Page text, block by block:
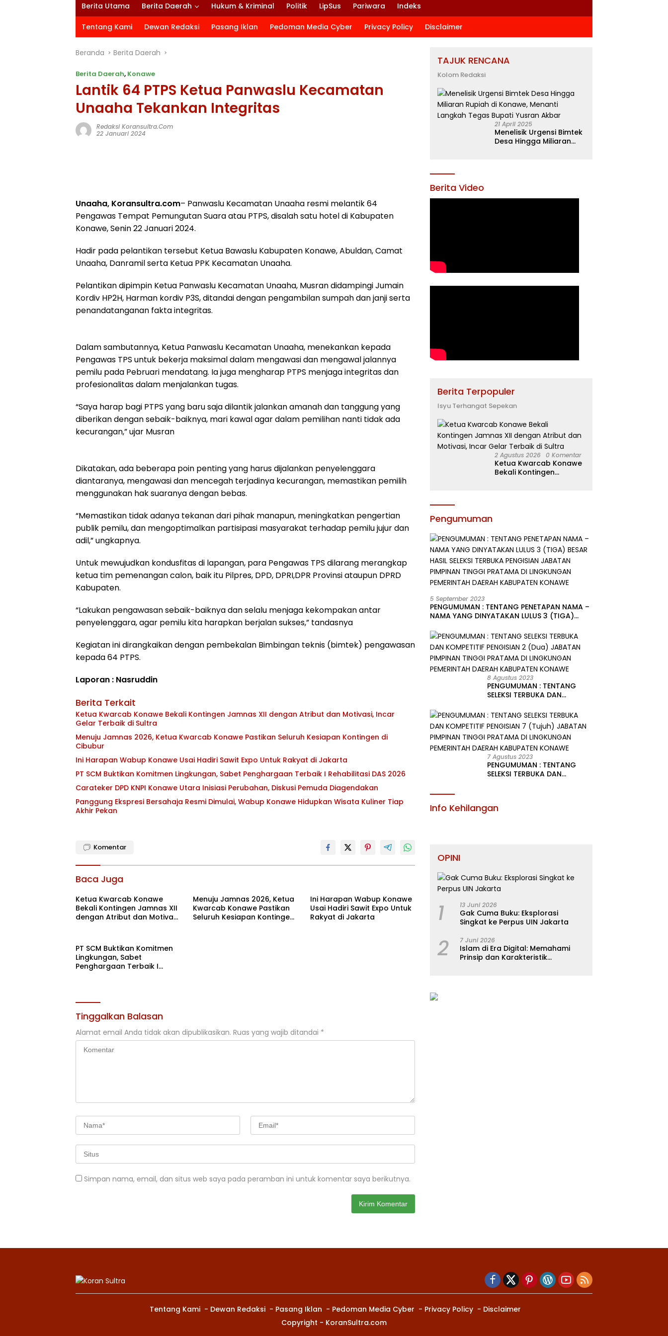
Berita Utama Berita Daerah Hukum & Kriminal Politik LipSus Pariwara Indeks
Tentang Kami Dewan Redaksi Pasang Iklan Pedoman Media Cyber Privacy Policy Disclaimer
Beranda Berita Daerah
Berita Daerah, Konawe
Lantik 64 PTPS Ketua Panwaslu Kecamatan
Unaaha Tekankan Integritas
Redaksi Koransultra.com
22 Januari 2024
Unaaha, Koransultra.com– Panwaslu Kecamatan Unaaha resmi melantik 64
Pengawas Tempat Pemungutan Suara atau PTPS, disalah satu hotel di Kabupaten
Konawe, Senin 22 Januari 2024.
Hadir pada pelantikan tersebut Ketua Bawaslu Kabupaten Konawe, Abuldan, Camat
Unaaha, Danramil serta Ketua PPK Kecamatan Unaaha.
Pelantikan dipimpin Ketua Panwaslu Kecamatan Unaaha, Musran didampingi Jumain
Kordiv HP2H, Harman kordiv P3S, ditandai dengan pengambilan sumpah dan janji serta
penandatanganan fakta integritas.
Dalam sambutannya, Ketua Panwaslu Kecamatan Unaaha, menekankan kepada
Pengawas TPS untuk bekerja maksimal dalam mengawasi dan mengawal jalannya
pemilu pada Pebruari mendatang. Ia juga mengharap PTPS menjaga integritas dan
profesionalitas dalam menjalankan tugas.
“Saya harap bagi PTPS yang baru saja dilantik jalankan amanah dan tanggung yang
diberikan dengan sebaik-baiknya, mari kawal agar dalam pemilihan nanti tidak ada
kecurangan,” ujar Musran
Dikatakan, ada beberapa poin penting yang harus dijalankan penyelenggara
diantaranya, mengawasi dan mencegah terjadinya kecurangan, memastikan pemilih
menggunakan hak suaranya dengan bebas.
“Memastikan tidak adanya tekanan dari pihak manapun, meningkatkan pengertian
publik pemilu, dan mengoptimalkan partisipasi masyarakat terhadap pemilu jujur dan
adil,” ungkapnya.
Untuk mewujudkan kondusfitas di lapangan, para Pengawas TPS dilarang merangkap
ketua tim pemenangan calon, baik itu Pilpres, DPD, DPRI,DPR Provinsi ataupun DPRD
Kabupaten.
“Lakukan pengawasan sebaik-baiknya dan selalu menjaga kekompakan antar
penyelenggara, agar pemilu kita harapkan berjalan sukses,” tandasnya
Kegiatan ini dirangkaikan dengan pembekalan Bimbingan teknis (bimtek) pengawasan
kepada 64 PTPS.
Laporan : Nasruddin
Berita Terkait
Ketua Kwarcab Konawe Bekali Kontingen Jamnas XII dengan Atribut dan Motivasi, Incar
Gelar Terbaik di Sultra
Menuju Jamnas 2026, Ketua Kwarcab Konawe Pastikan Seluruh Kesiapan Kontingen di
Cibubur
Ini Harapan Wabup Konawe Usai Hadiri Sawit Expo Untuk Rakyat di Jakarta
PT SCM Buktikan Komitmen Lingkungan, Sabet Penghargaan Terbaik I Rehabilitasi DAS 2026
Carateker DPD KNPI Konawe Utara Inisiasi Perubahan, Diskusi Pemuda Diagendakan
Panggung Ekspresi Bersahaja Resmi Dimulai, Wabup Konawe Hidupkan Wisata Kuliner Tiap
Akhir Pekan
Komentar
Baca Juga
Ketua Kwarcab Konawe
Bekali Kontingen Jamnas XII
dengan Atribut dan Motivasi,
Menuju Jamnas 2026, Ketua
Kwarcab Konawe Pastikan
Seluruh Kesiapan Kontingen
Ini Harapan Wabup Konawe
Usai Hadiri Sawit Expo Untuk
Rakyat di Jakarta
PT SCM Buktikan Komitmen
Lingkungan, Sabet
Penghargaan Terbaik I
Tinggalkan Balasan
Alamat email Anda tidak akan dipublikasikan. Ruas yang wajib ditandai *
Simpan nama, email, dan situs web saya pada peramban ini untuk komentar saya berikutnya.
TAJUK RENCANA
Kolom Redaksi
21 April 2025
Menelisik Urgensi Bimtek
Desa Hingga Miliaran
Berita Video
Berita Terpopuler
Isyu Terhangat Sepekan
2 Agustus 2026 0 Komentar
Ketua Kwarcab Konawe
Bekali Kontingen
Pengumuman
5 September 2023
PENGUMUMAN : TENTANG PENETAPAN NAMA –
NAMA YANG DINYATAKAN LULUS 3 (TIGA)
JABATAN PIMPINAN TINGGI PRATAMA DI
LINGKUNGAN PEMERINTAH DAERAH
KABUPATEN KONAWE
8 Agustus 2023
PENGUMUMAN : TENTANG
SELEKSI TERBUKA DAN
(Dua) JABATAN PIMPINAN
TINGGI PRATAMA DI
LINGKUNGAN PEMERINTAH
DAERAH KABUPATEN KONAWE
7 Agustus 2023
PENGUMUMAN : TENTANG
SELEKSI TERBUKA DAN
LINGKUNGAN PEMERINTAH
Info Kehilangan
OPINI
1 13 Juni 2026
Gak Cuma Buku: Eksplorasi
Singkat ke Perpus UIN Jakarta
2 7 Juni 2026
Islam di Era Digital: Memahami
Prinsip dan Karakteristik
Tentang Kami Dewan Redaksi Pasang Iklan Pedoman Media Cyber Privacy Policy
Disclaimer
Copyright - KoranSultra.com